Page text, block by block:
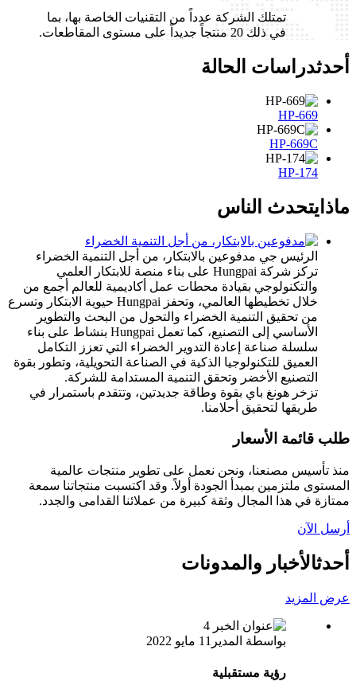
تمتلك الشركة عدداً من التقنيات الخاصة بها، بما
في ذلك 20 منتجاً جديداً على مستوى المقاطعات.
أحدثدراسات الحالة
HP-669
HP-669C
HP-174
ماذا يتحدث الناس
الرئيس جي مدفوعين بالابتكار، من أجل التنمية الخضراء
تركز شركة Hungpai على بناء منصة للابتكار العلمي
والتكنولوجي بقيادة محطات عمل أكاديمية للعالم أجمع من
خلال تخطيطها العالمي، وتحفز Hungpai حيوية الابتكار وتسرع
من تحقيق التنمية الخضراء والتحول من البحث والتطوير
الأساسي إلى التصنيع، كما تعمل Hungpai بنشاط على بناء
سلسلة صناعة إعادة التدوير الخضراء التي تعزز التكامل
العميق للتكنولوجيا الذكية في الصناعة التحويلية، وتطور بقوة
التصنيع الأخضر وتحقق التنمية المستدامة للشركة.
تزخر هونغ باي بقوة وطاقة جديدتين، وتتقدم باستمرار في
طريقها لتحقيق أحلامنا.
طلب قائمة الأسعار
منذ تأسيس مصنعنا، ونحن نعمل على تطوير منتجات عالمية
المستوى ملتزمين بمبدأ الجودة أولاً. وقد اكتسبت منتجاتنا سمعة
ممتازة في هذا المجال وثقة كبيرة من عملائنا القدامى والجدد.
أرسل الآن
أحدثالأخبار والمدونات
عرض المزيد
بواسطة المدير 11 مايو 2022
رؤية مستقبلية